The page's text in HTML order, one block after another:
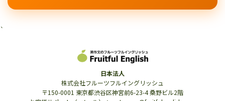
`
日本法人
株式会社フルーツフルイングリッシュ
〒150-0001 東京都渋谷区神宮前6-23-4 桑野ビル2階